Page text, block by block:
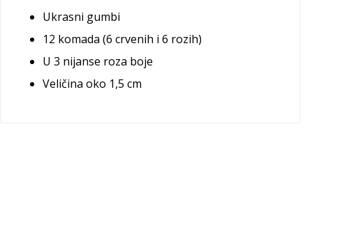
Ukrasni gumbi
12 komada (6 crvenih i 6 rozih)
U 3 nijanse roza boje
Veličina oko 1,5 cm